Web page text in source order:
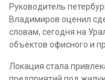
Руководитель
Владимиров оценил
словам, сегодня на
объектов офисного и
Локация стала